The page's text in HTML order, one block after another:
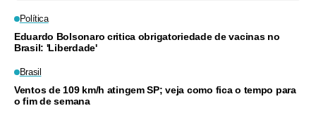
Política
Eduardo Bolsonaro critica obrigatoriedade de vacinas no
Brasil: 'Liberdade'
Brasil
Ventos de 109 km/h atingem SP; veja como fica o tempo para
o fim de semana